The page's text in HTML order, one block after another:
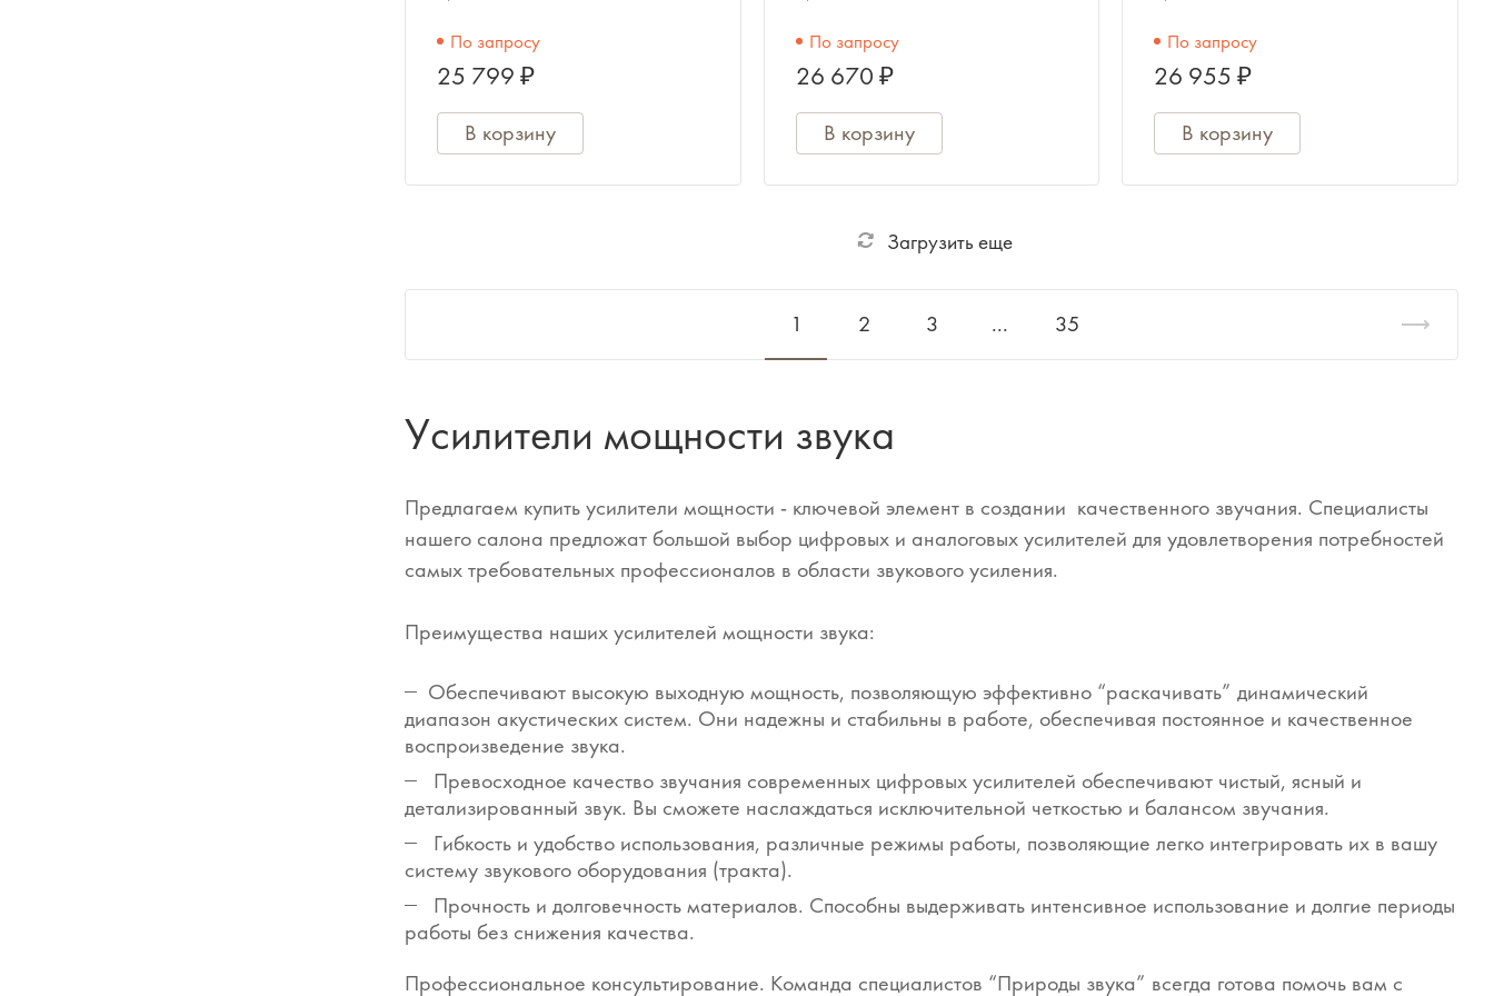
19", 18
По запросу
25 799 ₽
В корзину
По запросу
26 670 ₽
В корзину
2х500 Вт.
По запросу
26 955 ₽
В корзину
Загрузить еще
1 2 3 ... 35
Усилители мощности звука
Предлагаем купить усилители мощности - ключевой элемент в создании качественного звучания. Специалисты
нашего салона предложат большой выбор цифровых и аналоговых усилителей для удовлетворения потребностей
самых требовательных профессионалов в области звукового усиления.
Преимущества наших усилителей мощности звука:
Обеспечивают высокую выходную мощность, позволяющую эффективно “раскачивать” динамический
диапазон акустических систем. Они надежны и стабильны в работе, обеспечивая постоянное и качественное
воспроизведение звука.
Превосходное качество звучания современных цифровых усилителей обеспечивают чистый, ясный и
детализированный звук. Вы сможете наслаждаться исключительной четкостью и балансом звучания.
Гибкость и удобство использования, различные режимы работы, позволяющие легко интегрировать их в вашу
систему звукового оборудования (тракта).
Прочность и долговечность материалов. Способны выдерживать интенсивное использование и долгие периоды
работы без снижения качества.
Профессиональное консультирование. Команда специалистов “Природы звука” всегда готова помочь вам с